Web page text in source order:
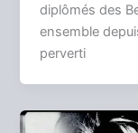
diplômés des
ensemble
perverti